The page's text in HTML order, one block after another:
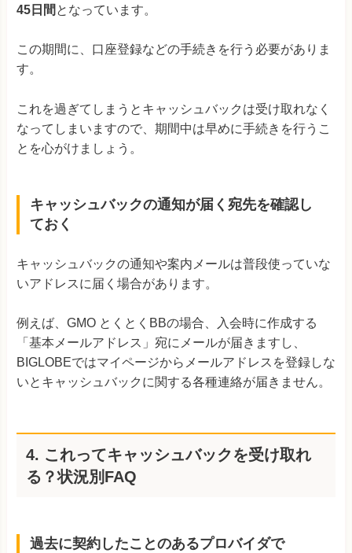
45日間 となっています。
この期間に、口座登録などの手続きを行う必要がありま
す。
これを過ぎてしまうとキャッシュバックは受け取れなく
なってしまいますので、期間中は早めに手続きを行うこ
とを心がけましょう。
キャッシュバックの通知が届く宛先を確認し
ておく
キャッシュバックの通知や案内メールは普段使っていな
いアドレスに届く場合があります。
例えば、GMO とくとくBBの場合、入会時に作成する
「基本メールアドレス」宛にメールが届きますし、
BIGLOBEではマイページからメールアドレスを登録しな
いとキャッシュバックに関する各種連絡が届きません。
4. これってキャッシュバックを受け取れ
る？状況別FAQ
過去に契約したことのあるプロバイダで